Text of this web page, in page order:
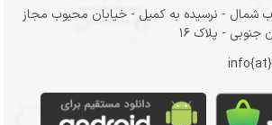
شمال - نرسیده به کمیل - خیابان محبوب مجاز
جنوبی - پلاک 16